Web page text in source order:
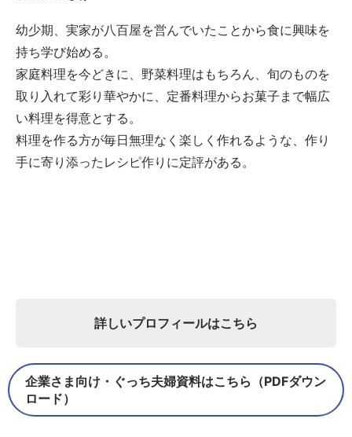
幼少期、実家が八百屋を営んでいたことから食に興味を
持ち学び始める。
家庭料理を今どきに、野菜料理はもちろん、旬のものを
取り入れて彩り華やかに、定番料理からお菓子まで幅広
い料理を得意とする。
料理を作る方が毎日無理なく楽しく作れるような、作り
手に寄り添ったレシピ作りに定評がある。
詳しいプロフィールはこちら
企業さま向け・ぐっち夫婦資料はこちら（PDFダウン
ロード）